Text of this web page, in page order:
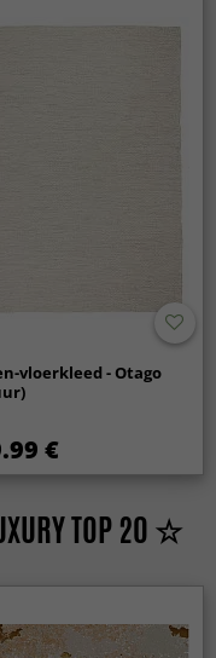
vloerkleed - Otago
€
TOP 20 ☆